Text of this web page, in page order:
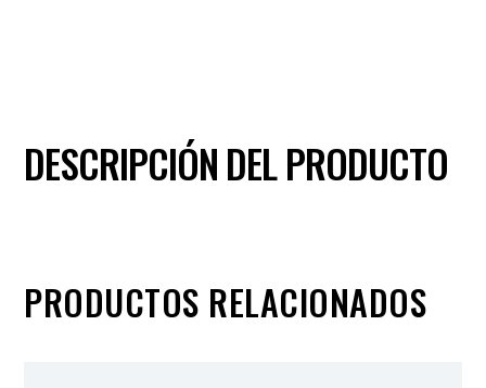
DESCRIPCIÓN DEL PRODUCTO
PRODUCTOS RELACIONADOS